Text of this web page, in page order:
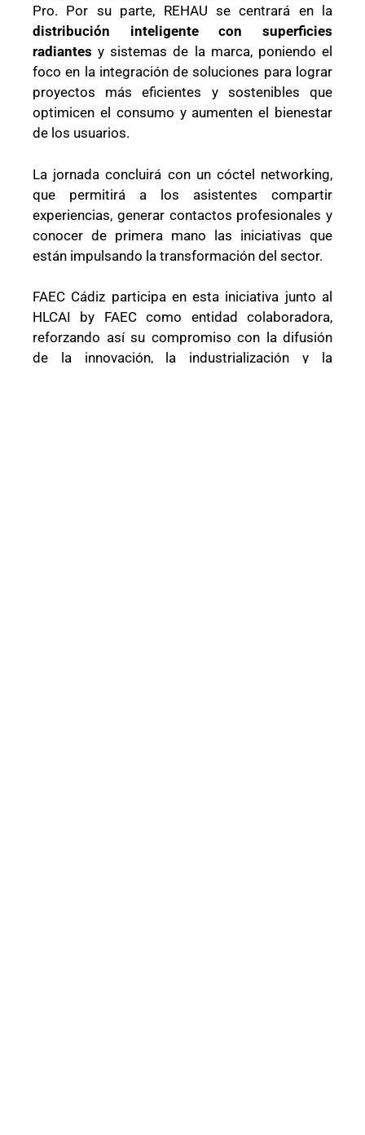
Pro. Por su parte, REHAU se centrará en la
distribución inteligente con superficies
radiantes y sistemas de la marca, poniendo el
foco en la integración de soluciones para lograr
proyectos más eficientes y sostenibles que
optimicen el consumo y aumenten el bienestar
de los usuarios.
La jornada concluirá con un cóctel networking,
que permitirá a los asistentes compartir
experiencias, generar contactos profesionales y
conocer de primera mano las iniciativas que
están impulsando la transformación del sector.
FAEC Cádiz participa en esta iniciativa junto al
HLCAI by FAEC como entidad colaboradora,
reforzando así su compromiso con la difusión
de la innovación, la industrialización y la